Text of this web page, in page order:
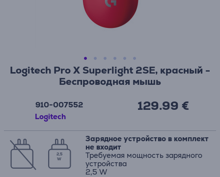
Logitech Pro X Superlight 2SE, красный -
Беспроводная мышь
910-007552
Logitech
129.99 €
2,5
W
Зарядное устройство в комплект
не входит
Требуемая мощность зарядного
устройства
2,5 W